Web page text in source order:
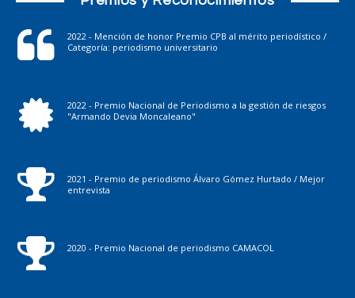
2022 - Mención de honor Premio CPB al mérito periodístico /
Categoría: periodismo universitario
2022 - Premio Nacional de Periodismo a la gestión de riesgos
"Armando Devia Moncaleano"
2021 - Premio de periodismo Álvaro Gómez Hurtado / Mejor
entrevista
2020 - Premio Nacional de periodismo CAMACOL